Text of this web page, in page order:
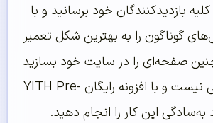
کلیه بازدیدکنندگان خود برسانید و با
گوناگون را به بهترین شکل تعمیر
چنین صفحه‌ای را در سایت خود بسازید
نیازی به کد نویسی نیست و با افزونه رایگان YITH Pre-